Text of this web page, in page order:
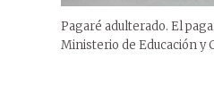
Pagaré adulterado. El
Ministerio de Educación y